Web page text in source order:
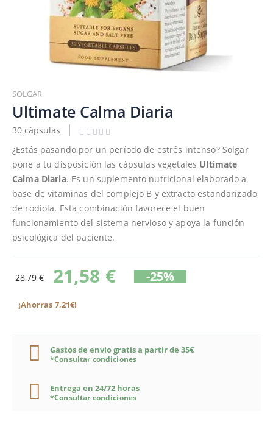
al
comienzo
de
la
galería
de
imágenes
SOLGAR
Ultimate Calma Diaria
30 cápsulas
¿Estás pasando por un período de estrés intenso? Solgar
pone a tu disposición las cápsulas vegetales Ultimate
Calma Diaria. Es un suplemento nutricional elaborado a
base de vitaminas del complejo B y extracto estandarizado
de rodiola. Esta combinación favorece el buen
funcionamiento del sistema nervioso y apoya la función
psicológica del paciente.
28,79 € 21,58 € -25%
¡Ahorras 7,21€!
Gastos de envío gratis a partir de 35€
*Consultar condiciones
Entrega en 24/72 horas
*Consultar condiciones